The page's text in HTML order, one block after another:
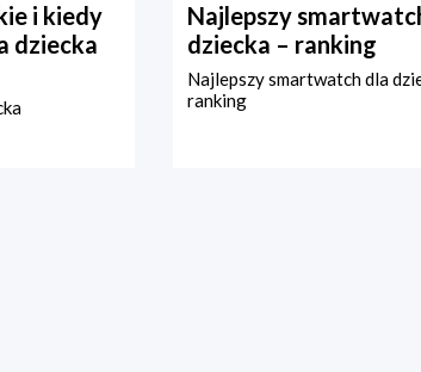
i kiedy
dziecka
Najlepszy
dziecka – ranking
Najlepszy smartwatch dla
ranking